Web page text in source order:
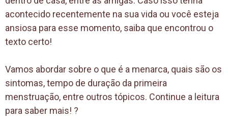
acontecido recentemente na sua vida ou você esteja
ansiosa para esse momento, saiba que encontrou o
texto certo!
Vamos abordar sobre o que é a menarca, quais são os
sintomas, tempo de duração da primeira
menstruação, entre outros tópicos. Continue a leitura
para saber mais! ?